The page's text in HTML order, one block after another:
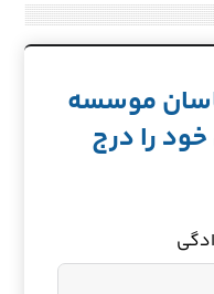
موسسه
را درج